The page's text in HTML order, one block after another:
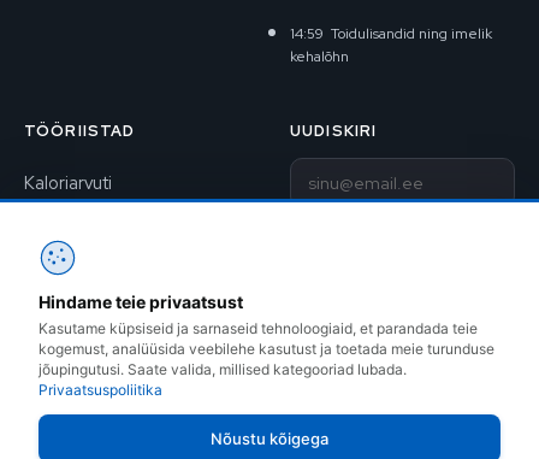
14:59 Toidulisandid ning imelik
kehalõhn
TÖÖRIISTAD
Kaloriarvuti
1RM kalkulaator
Treeningkavad
UUDISKIRI
E-post
Instagram
Hindame teie privaatsust
Kasutame küpsiseid ja sarnaseid tehnoloogiaid, et parandada teie
kogemust, analüüsida veebilehe kasutust ja toetada meie turunduse
jõupingutusi. Saate valida, millised kategooriad lubada.
Privaatsuspoliitika
Nõustu kõigega